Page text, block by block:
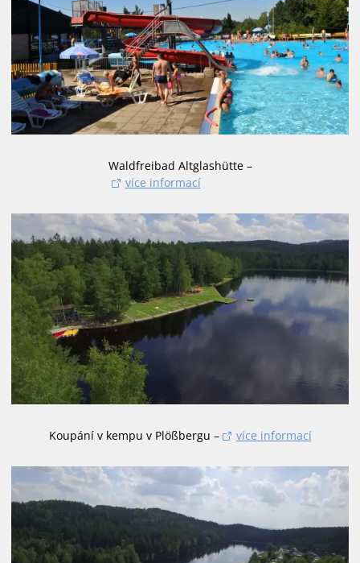
Waldfreibad Altglashütte –
více informací
Koupání v kempu v Plößbergu – více informací